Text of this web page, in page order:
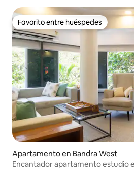
Favorito entre huéspedes
Favorito entre huéspedes
Apartamento en Bandra West
Encantador apartamento estudio